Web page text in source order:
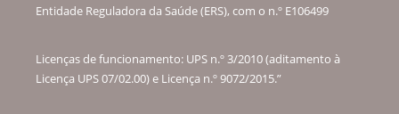
Entidade Reguladora da Saúde (ERS), com o n.º E106499
Licenças de funcionamento: UPS n.º 3/2010 (aditamento à
Licença UPS 07/02.00) e Licença n.º 9072/2015.”